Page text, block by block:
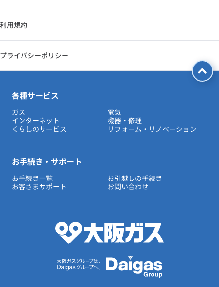
利用規約
プライバシーポリシー
各種サービス
ガス
電気
インターネット
機器・修理
くらしのサービス
リフォーム・リノベーション
お手続き・サポート
お手続き一覧
お引越しの手続き
お客さまサポート
お問い合わせ